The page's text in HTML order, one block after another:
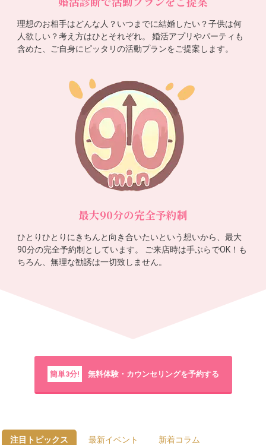
理想のお相手はどんな人？いつまでに結婚したい？子供は何
人欲しい？考え方はひとそれぞれ。 婚活アプリやパーティも
含めた、ご自身にピッタリの活動プランをご提案します。
最大90分の完全予約制
ひとりひとりにきちんと向き合いたいという想いから、最大
90分の完全予約制としています。 ご来店時は手ぶらでOK！も
ちろん、無理な勧誘は一切致しません。
簡単3分! 無料体験・カウンセリングを予約する
注目トピックス 最新イベント 新着コラム